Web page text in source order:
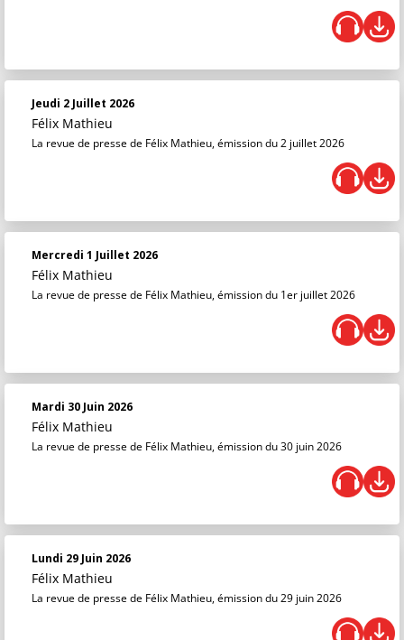
Jeudi 2 Juillet 2026
Félix Mathieu
La revue de presse de Félix Mathieu, émission du 2 juillet 2026
Mercredi 1 Juillet 2026
Félix Mathieu
La revue de presse de Félix Mathieu, émission du 1er juillet 2026
Mardi 30 Juin 2026
Félix Mathieu
La revue de presse de Félix Mathieu, émission du 30 juin 2026
Lundi 29 Juin 2026
Félix Mathieu
La revue de presse de Félix Mathieu, émission du 29 juin 2026